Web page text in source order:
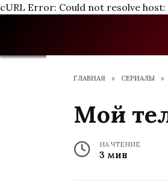
cURL Error: Could not resolve
ГЛАВНАЯ » СЕРИАЛЫ »
Мой
НА ЧТЕНИЕ
3 мин